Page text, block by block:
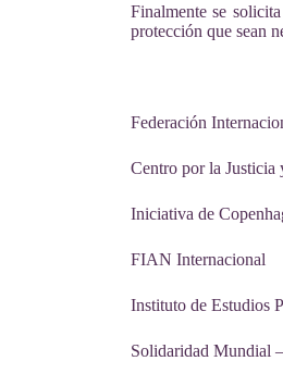
Finalmente se
protección que sean
Federación
Centro por la
Iniciativa de
FIAN Internacional
Instituto de Estudios
Solidaridad Mundial